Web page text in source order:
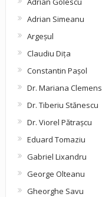
Adrian Simeanu
Argeşul
Claudiu Diţa
Constantin Pașol
Dr. Mariana Clemens
Dr. Tiberiu Stănescu
Dr. Viorel Pătraşcu
Eduard Tomaziu
Gabriel Lixandru
George Olteanu
Gheorghe Savu